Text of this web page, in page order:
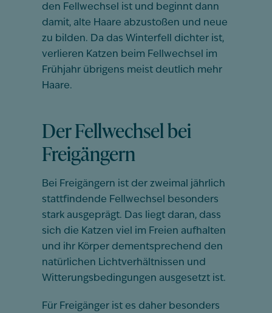
den Fellwechsel ist und beginnt dann
damit, alte Haare abzustoßen und neue
zu bilden. Da das Winterfell dichter ist,
verlieren Katzen beim Fellwechsel im
Frühjahr übrigens meist deutlich mehr
Haare.
Der Fellwechsel bei
Freigängern
Bei Freigängern ist der zweimal jährlich
stattfindende Fellwechsel besonders
stark ausgeprägt. Das liegt daran, dass
sich die Katzen viel im Freien aufhalten
und ihr Körper dementsprechend den
natürlichen Lichtverhältnissen und
Witterungsbedingungen ausgesetzt ist.
Für Freigänger ist es daher besonders